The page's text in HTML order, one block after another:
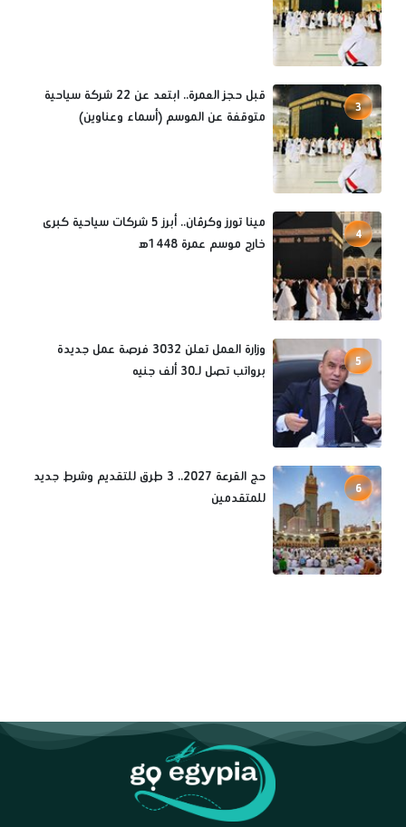
3
قبل حجز العمرة.. ابتعد عن 22 شركة سياحية
متوقفة عن الموسم (أسماء وعناوين)
4
مينا تورز وكرڤان.. أبرز 5 شركات سياحية كبرى
خارج موسم عمرة 1448ه‍
5
وزارة العمل تعلن 3032 فرصة عمل جديدة
برواتب تصل لـ30 ألف جنيه
6
حج القرعة 2027.. 3 طرق للتقديم وشرط جديد
للمتقدمين